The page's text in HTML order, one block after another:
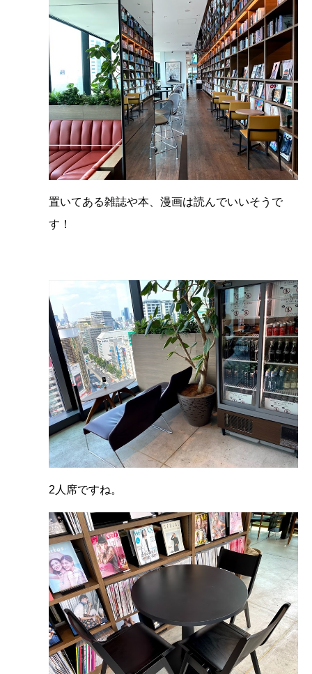
置いてある雑誌や本、漫画は読んでいいそうで
す！
2人席ですね。